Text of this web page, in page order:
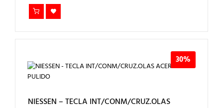
30%
NIESSEN – TECLA INT/CONM/CRUZ.OLAS